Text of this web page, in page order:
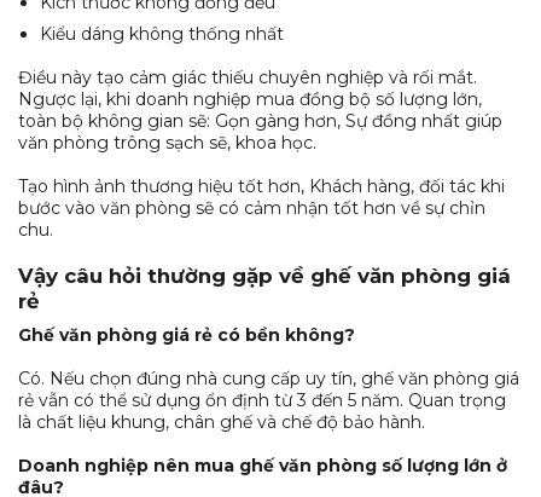
Kiểu dáng không thống nhất
Điều này tạo cảm giác thiếu chuyên nghiệp và rối mắt.
Ngược lại, khi doanh nghiệp mua đồng bộ số lượng lớn,
toàn bộ không gian sẽ: Gọn gàng hơn, Sự đồng nhất giúp
văn phòng trông sạch sẽ, khoa học.
Tạo hình ảnh thương hiệu tốt hơn, Khách hàng, đối tác khi
bước vào văn phòng sẽ có cảm nhận tốt hơn về sự chỉn
chu.
Vậy câu hỏi thường gặp về ghế văn phòng giá
rẻ
Ghế văn phòng giá rẻ có bền không?
Có. Nếu chọn đúng nhà cung cấp uy tín, ghế văn phòng giá
rẻ vẫn có thể sử dụng ổn định từ 3 đến 5 năm. Quan trọng
là chất liệu khung, chân ghế và chế độ bảo hành.
Doanh nghiệp nên mua ghế văn phòng số lượng lớn ở
đâu?